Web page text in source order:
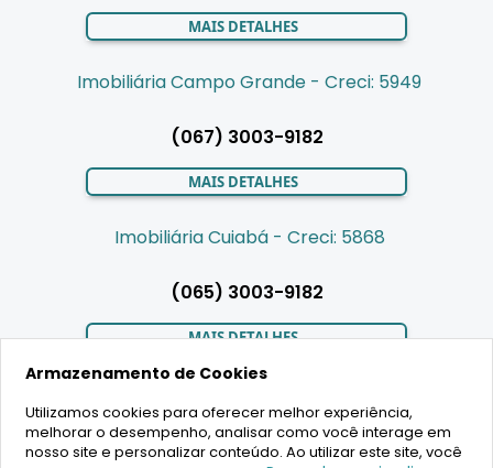
MAIS DETALHES
Imobiliária Campo Grande - Creci: 5949
(067) 3003-9182
MAIS DETALHES
Imobiliária Cuiabá - Creci: 5868
(065) 3003-9182
MAIS DETALHES
LIGAMOS PARA VOCÊ
Armazenamento de Cookies
Utilizamos cookies para oferecer melhor experiência,
melhorar o desempenho, analisar como você interage em
nosso site e personalizar conteúdo. Ao utilizar este site, você